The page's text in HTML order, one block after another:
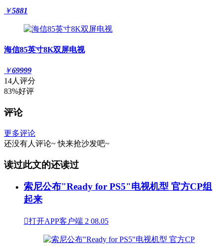
￥5881
海信85英寸8K双屏电视
￥69999
14人评分
83%好评
评论
更多评论
还没有人评论~ 快来抢沙发吧~
读过此文的还读过
索尼公布"Ready for PS5"电视机型 官方CP组
起来
打开APP客户端 2 08.05